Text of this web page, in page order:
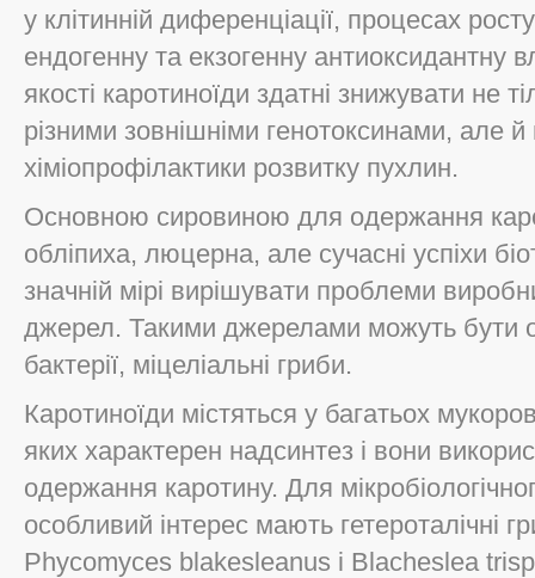
у клітинній диференціації, процесах
ендогенну та екзогенну антиоксидантну
якості каротиноїди здатні знижувати не
різними зовнішніми генотоксинами, але
хіміопрофілактики розвитку пухлин.
Основною сировиною для одержання
обліпиха, люцерна, але сучасні успіхи
значній мірі вирішувати проблеми
джерел. Такими джерелами можуть бути
бактерії, міцеліальні гриби.
Каротиноїди містяться у багатьох
яких характерен надсинтез і вони
одержання каротину. Для
особливий інтерес мають гетероталічні
Phycomyces blakesleanus і Blacheslea